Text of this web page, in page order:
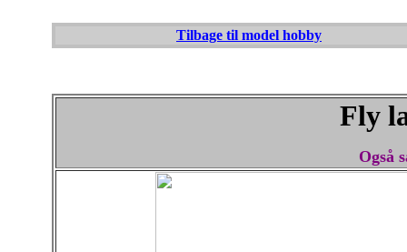
Tilbage til model hobby
Fly
Også